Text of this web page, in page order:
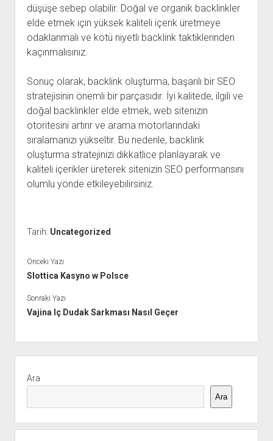
düşüşe sebep olabilir. Doğal ve organik backlinkler
elde etmek için yüksek kaliteli içerik üretmeye
odaklanmalı ve kötü niyetli backlink taktiklerinden
kaçınmalısınız.
Sonuç olarak, backlink oluşturma, başarılı bir SEO
stratejisinin önemli bir parçasıdır. İyi kalitede, ilgili ve
doğal backlinkler elde etmek, web sitenizin
otoritesini artırır ve arama motorlarındaki
sıralamanızı yükseltir. Bu nedenle, backlink
oluşturma stratejinizi dikkatlice planlayarak ve
kaliteli içerikler üreterek sitenizin SEO performansını
olumlu yönde etkileyebilirsiniz.
Tarih: Uncategorized
Önceki Yazı
Slottica Kasyno w Polsce
Sonraki Yazı
Vajina Iç Dudak Sarkması Nasıl Geçer
Menü
Ara
Ara